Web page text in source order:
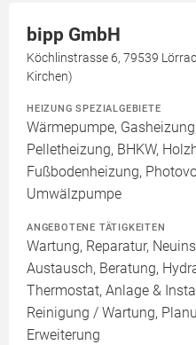
bipp GmbH
Köchlinstrasse 6, 79539
Kirchen)
HEIZUNG SPEZIALGEBIETE
Wärmepumpe,
Pelletheizung, BHKW,
Fußbodenheizung,
Umwälzpumpe
ANGEBOTENE TÄTIGKEITEN
Wartung, Reparatur,
Austausch, Beratung,
Thermostat, Anlage &
Reinigung / Wartung,
Erweiterung